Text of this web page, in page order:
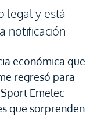
legal y está
notificación
económica que
regresó para
Emelec
que sorprenden.